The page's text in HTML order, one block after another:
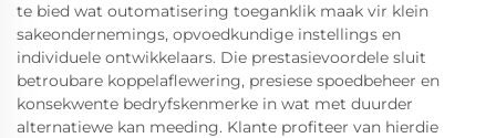
te bied wat outomatisering toeganklik maak vir klein
sakeondernemings, opvoedkundige instellings en
individuele ontwikkelaars. Die prestasievoordele sluit
betroubare koppelaflewering, presiese spoedbeheer en
konsekwente bedryfskenmerke in wat met duurder
alternatiewe kan meeding. Klante profiteer van hierdie